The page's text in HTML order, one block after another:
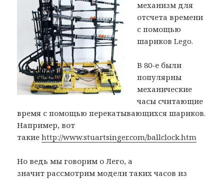
механизм для
отсчета времени
с помощью
шариков Lego.
В 80-е были
популярны
механические
часы считающие
время с помощью перекатывающихся шариков.
Например, вот
такиеhttp://www.stuartsinger.com/ballclock.htm
Но ведь мы говорим о Лего, а
значит рассмотрим модели таких часов из